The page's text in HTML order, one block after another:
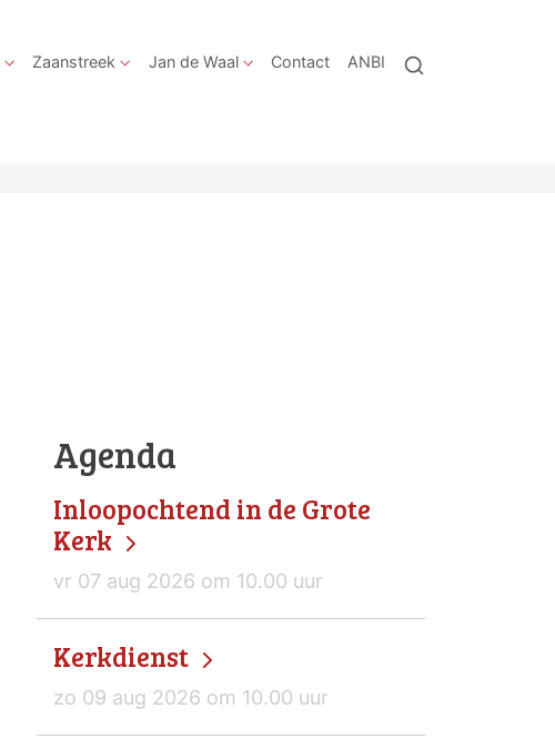
Zaanstreek Jan de Waal Contact ANBI
Agenda
Inloopochtend in de Grote
Kerk
vr 07 aug 2026 om 10.00 uur
Kerkdienst
zo 09 aug 2026 om 10.00 uur